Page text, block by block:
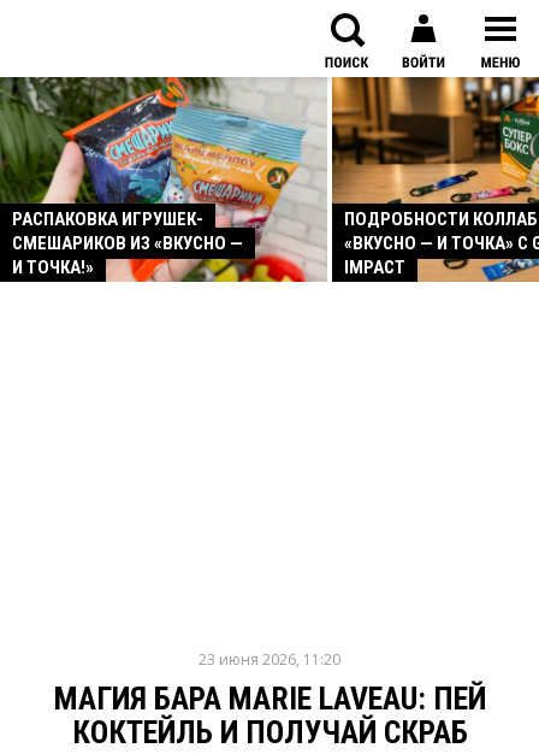
РАСПАКОВКА ИГРУШЕК-
СМЕШАРИКОВ ИЗ «ВКУСНО —
И ТОЧКА!»
ПОДРОБНОСТИ
«ВКУСНО — И ТОЧКА» С
IMPACT
23 июня 2026, 11:20
МАГИЯ БАРА MARIE LAVEAU: ПЕЙ
КОКТЕЙЛЬ И ПОЛУЧАЙ СКРАБ